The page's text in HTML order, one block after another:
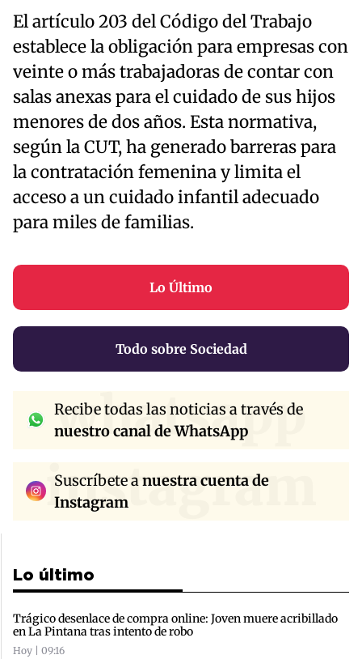
El artículo 203 del Código del Trabajo
establece la obligación para empresas con
veinte o más trabajadoras de contar con
salas anexas para el cuidado de sus hijos
menores de dos años. Esta normativa,
según la CUT, ha generado barreras para
la contratación femenina y limita el
acceso a un cuidado infantil adecuado
para miles de familias.
Lo Último
Todo sobre Sociedad
whatsapp
Recibe todas las noticias a través de
nuestro canal de WhatsApp
instagram
Suscríbete anuestra cuenta de
Instagram
Lo último
Trágico desenlace de compra online: Joven muere acribillado
en La Pintana tras intento de robo
Hoy | 09:16